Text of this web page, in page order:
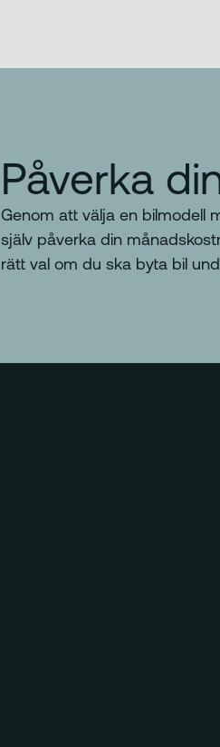
Påverka
Genom att välja en bilmodell
själv påverka din
rätt val om du ska byta bil